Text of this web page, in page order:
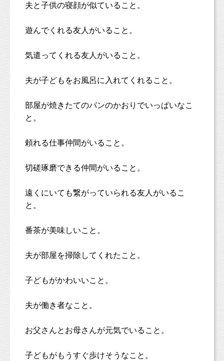
夫と子供の寝顔が似ていること。
遊んでくれる友人がいること。
気遣ってくれる友人がいること。
夫が子どもをお風呂に入れてくれること。
部屋が焼きたてのパンのかおりでいっぱいなこ
と。
頼れる仕事仲間がいること。
切磋琢磨できる仲間がいること。
遠くにいても繋がっていられる友人がいるこ
と。
番茶が美味しいこと。
夫が部屋を掃除してくれたこと。
子どもがかわいいこと。
夫が働き者なこと。
お父さんとお母さんが元気でいること。
子どもがもうすぐ歩けそうなこと。